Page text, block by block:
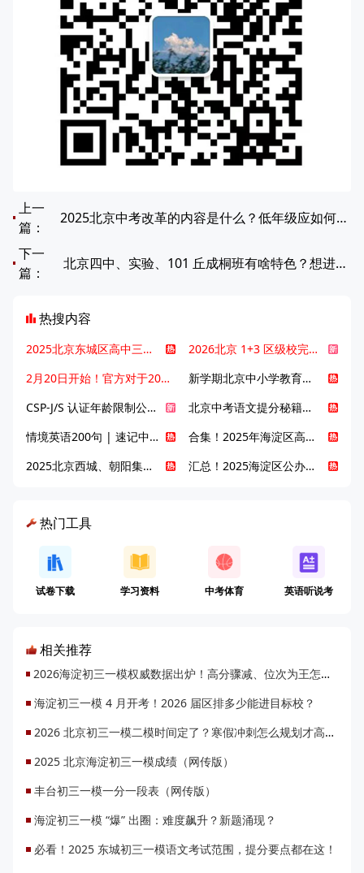
上一
篇：
2025北京中考改革的内容是什么？低年级应如何应对中考改革？
下一
篇：
北京四中、实验、101 丘成桐班有啥特色？想进该咋规划？
热搜内容
2025北京东城区高中三大梯队高中有哪些？录取分数线是多少？
2026北京 1+3 区级校完整名单发布，13549 个名额该如何规划报考？
2月20日开始！官方对于2025年北京市中招体检问题解答！
新学期北京中小学教育八大变化全解析：学位、政策、教学等方面迎新变革
CSP-J/S 认证年龄限制公告发布，新规即日起实施！
北京中考语文提分秘籍！攻克 5000 易混易错字
情境英语200句 | 速记中考英语1600词
合集！2025年海淀区高中校情介绍
2025北京西城、朝阳集团校直升新动态
汇总！2025海淀区公办高中校情全解
热门工具
试卷下载 学习资料 中考体育 英语听说考
相关推荐
2026海淀初三一模权威数据出炉！高分骤减、位次为王怎么定位？
海淀初三一模 4 月开考！2026 届区排多少能进目标校？
2026 北京初三一模二模时间定了？寒假冲刺怎么规划才高效？
2025 北京海淀初三一模成绩（网传版）
丰台初三一模一分一段表（网传版）
海淀初三一模 “爆” 出圈：难度飙升？新题涌现？
必看！2025 东城初三一模语文考试范围，提分要点都在这！